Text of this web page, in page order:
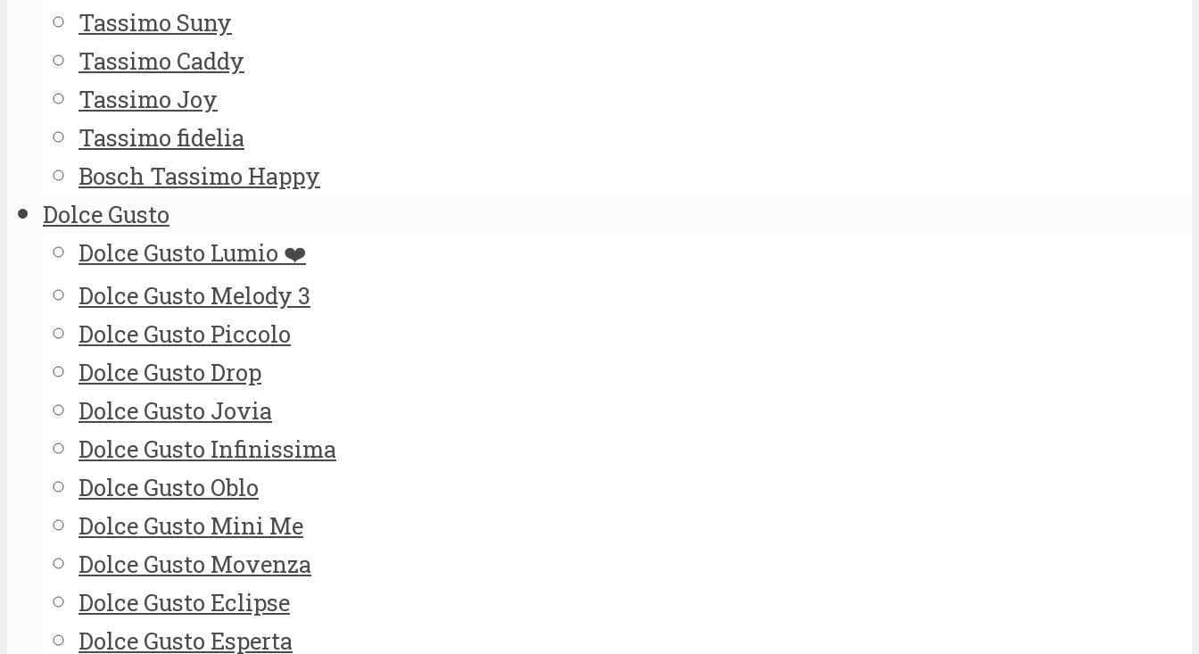
Tassimo Suny
Tassimo Caddy
Tassimo Joy
Tassimo fidelia
Bosch Tassimo Happy
Dolce Gusto
Dolce Gusto Lumio ❤️
Dolce Gusto Melody 3
Dolce Gusto Piccolo
Dolce Gusto Drop
Dolce Gusto Jovia
Dolce Gusto Infinissima
Dolce Gusto Oblo
Dolce Gusto Mini Me
Dolce Gusto Movenza
Dolce Gusto Eclipse
Dolce Gusto Esperta